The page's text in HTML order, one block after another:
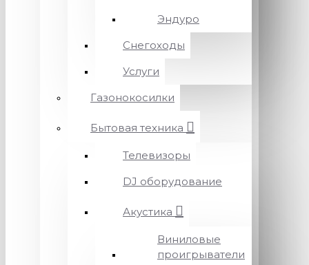
Эндуро
Снегоходы
Услуги
Газонокосилки
Бытовая техника
Телевизоры
DJ оборудование
Акустика
Виниловые
проигрыватели